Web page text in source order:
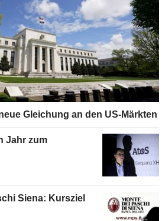
Gleichung an den US-Märkten
Jahr zum
Siena: Kursziel